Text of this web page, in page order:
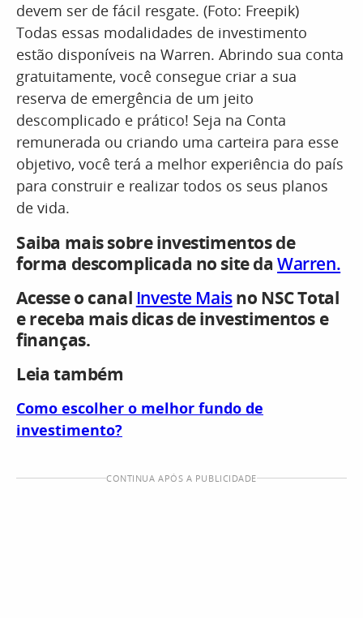
devem ser de fácil resgate. (Foto: Freepik)
Todas essas modalidades de investimento
estão disponíveis na Warren. Abrindo sua conta
gratuitamente, você consegue criar a sua
reserva de emergência de um jeito
descomplicado e prático! Seja na Conta
remunerada ou criando uma carteira para esse
objetivo, você terá a melhor experiência do país
para construir e realizar todos os seus planos
de vida.
Saiba mais sobre investimentos de
forma descomplicada no site daWarren.
Acesse o canal Investe Maisno NSC Total
e receba mais dicas de investimentos e
finanças.
Leia também
Como escolher o melhor fundo de
investimento?
CONTINUA APÓS A PUBLICIDADE